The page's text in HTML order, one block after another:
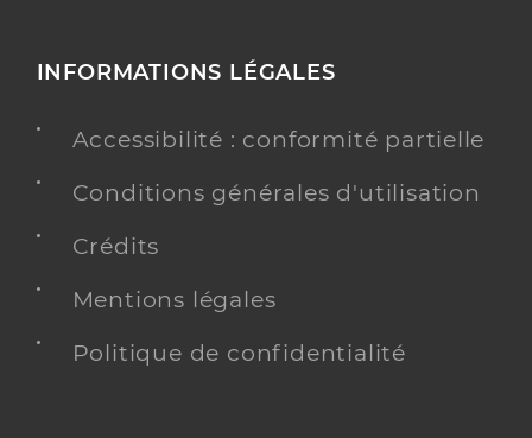
INFORMATIONS LÉGALES
Accessibilité : conformité partielle
Conditions générales d'utilisation
Crédits
Mentions légales
Politique de confidentialité